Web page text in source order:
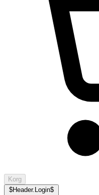
Korg
$Header.Login$